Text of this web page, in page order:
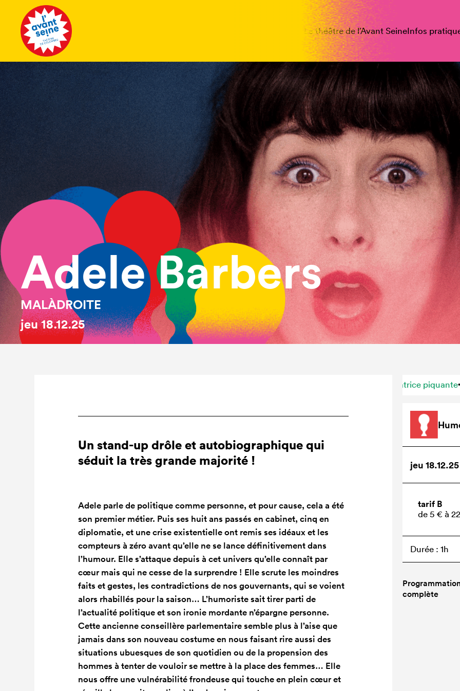
Le théâtre de l’Avant SeineInfos
Adele Barbers
MALÀDROITE
jeu18.12.25
Un stand-up drôle et autobiographique qui
séduit la très grande majorité !
Adele parle de politique comme personne, et pour cause, cela a été
son premier métier. Puis ses huit ans passés en cabinet, cinq en
diplomatie, et une crise existentielle ont remis ses idéaux et les
compteurs à zéro avant qu’elle ne se lance définitivement dans
l’humour. Elle s’attaque depuis à cet univers qu’elle connaît par
cœur mais qui ne cesse de la surprendre ! Elle scrute les moindres
faits et gestes, les contradictions de nos gouvernants, qui se voient
alors rhabillés pour la saison… L’humoriste sait tirer parti de
l’actualité politique et son ironie mordante n’épargne personne.
Cette ancienne conseillère parlementaire semble plus à l’aise que
jamais dans son nouveau costume en nous faisant rire aussi des
situations ubuesques de son quotidien ou de la propension des
hommes à tenter de vouloir se mettre à la place des femmes… Elle
nous offre une vulnérabilité frondeuse qui touche en plein cœur et
Humour au
jeu
tarif B
de 5 € à
Durée : 1h
complète